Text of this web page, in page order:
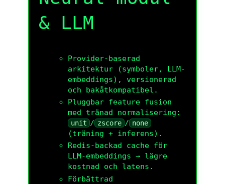
& LLM
Provider-baserad
arkitektur (symboler, LLM-
embeddings), versionerad
och bakåtkompatibel.
Pluggbar feature fusion
med tränad normalisering:
unit / zscore / none
(träning + inferens).
Redis-backad cache för
LLM-embeddings → lägre
kostnad och latens.
Förbättrad